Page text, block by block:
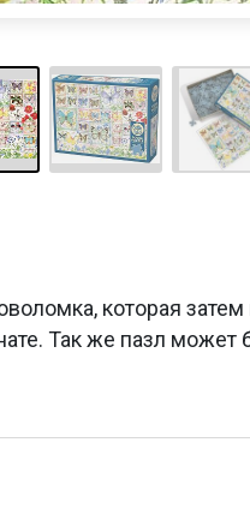
которая
Так же пазл может